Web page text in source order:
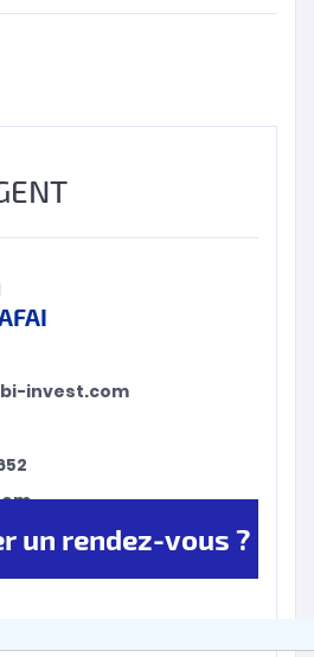
invest.com
un rendez-vous ?